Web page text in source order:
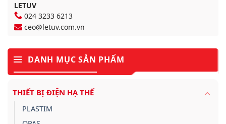
LETUV
024 3233 6213
ceo@letuv.com.vn
DANH MỤC SẢN PHẨM
THIẾT BỊ ĐIỆN HẠ THẾ
PLASTIM